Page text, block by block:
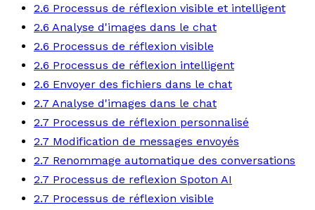
2.6 Processus de réflexion visible et intelligent
2.6 Analyse d'images dans le chat
2.6 Processus de réflexion visible
2.6 Processus de réflexion intelligent
2.6 Envoyer des fichiers dans le chat
2.7 Analyse d'images dans le chat
2.7 Processus de réflexion personnalisé
2.7 Modification de messages envoyés
2.7 Renommage automatique des conversations
2.7 Processus de reflexion Spoton AI
2.7 Processus de réflexion visible